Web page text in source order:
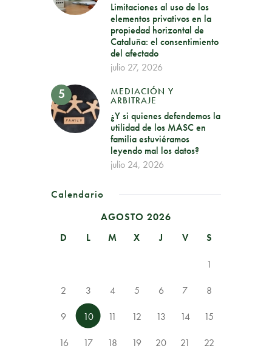
Limitaciones al uso de los
elementos privativos en la
propiedad horizontal de
Cataluña: el consentimiento
del afectado
julio 27, 2026
MEDIACIÓN Y
ARBITRAJE
¿Y si quienes defendemos la
utilidad de los MASC en
familia estuviéramos
leyendo mal los datos?
julio 24, 2026
Calendario
AGOSTO 2026
D
L M X J V S
1
2 3 4 5 6 7 8
9 10 11 12 13 14 15
16 17 18 19 20 21 22